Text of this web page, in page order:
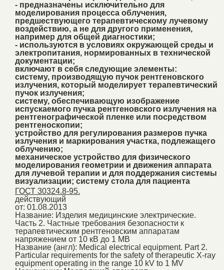
- предназначены исключительно для
моделирования процесса облучения,
предшествующего терапевтическому лучевому
воздействию, а не для другого применения,
например для общей диагностики;
- используются в условиях окружающей среды и
электропитания, нормированных в технической
документации;
включают в себя следующие элементы:
систему, производящую пучок рентгеновского
излучения, который моделирует терапевтический
пучок излучения;
систему, обеспечивающую изображение
испускаемого пучка рентгеновского излучения на
рентгенографической пленке или посредством
рентгеноскопии;
устройство для регулирования размеров пучка
излучения и маркирования участка, подлежащего
облучению;
механическое устройство для физического
моделирования геометрии и движения аппарата
для лучевой терапии и для поддержания системы
визуализации; систему стола для пациента
ГОСТ 30324.8-95.
действующий
от: 01.08.2013
Название: Изделия медицинские электрические.
Часть 2. Частные требования безопасности к
терапевтическим рентгеновским аппаратам
напряжением от 10 кВ до 1 МВ
Название (англ): Medical electrical equipment. Part 2.
Particular requirements for the safety of therapeutic X-ray
equipment operating in the range 10 kV to 1 MV